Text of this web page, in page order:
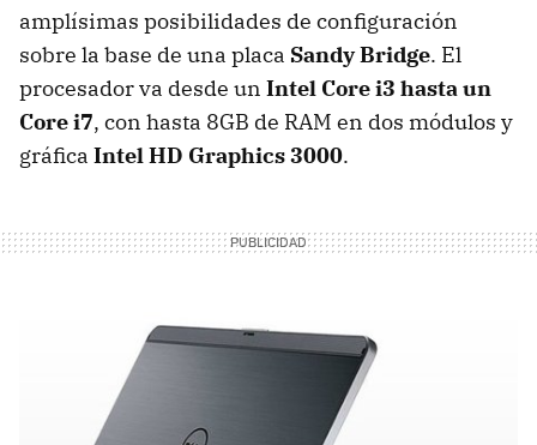
amplísimas posibilidades de configuración
sobre la base de una placa Sandy Bridge. El
procesador va desde un Intel Core i3 hasta un
Core i7, con hasta 8GB de RAM en dos módulos y
gráfica Intel HD Graphics 3000.